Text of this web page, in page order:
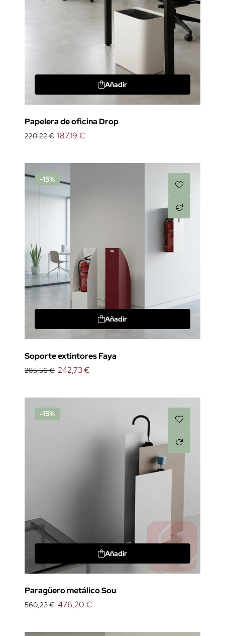
Añadir
Papelera de oficina Drop
220,22 € 187,19 €
-15%
Añadir
Soporte extintores Faya
285,56 € 242,73 €
-15%
Añadir
Paragüero metálico Sou
560,23 € 476,20 €